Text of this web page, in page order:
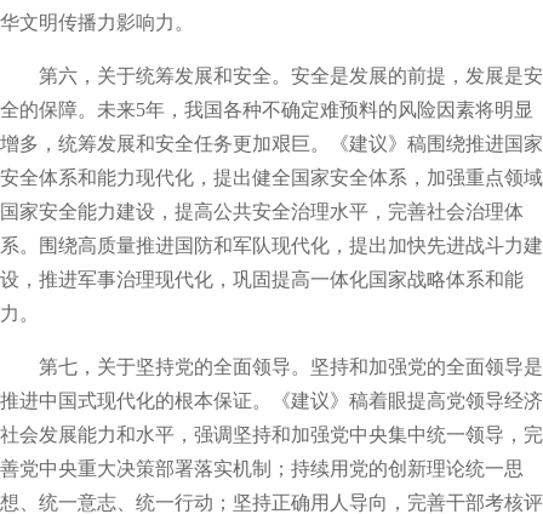
华文明传播力影响力。
第六，关于统筹发展和安全。安全是发展的前提，发展是安
全的保障。未来5年，我国各种不确定难预料的风险因素将明显
增多，统筹发展和安全任务更加艰巨。《建议》稿围绕推进国家
安全体系和能力现代化，提出健全国家安全体系，加强重点领域
国家安全能力建设，提高公共安全治理水平，完善社会治理体
系。围绕高质量推进国防和军队现代化，提出加快先进战斗力建
设，推进军事治理现代化，巩固提高一体化国家战略体系和能
力。
第七，关于坚持党的全面领导。坚持和加强党的全面领导是
推进中国式现代化的根本保证。《建议》稿着眼提高党领导经济
社会发展能力和水平，强调坚持和加强党中央集中统一领导，完
善党中央重大决策部署落实机制；持续用党的创新理论统一思
想、统一意志、统一行动；坚持正确用人导向，完善干部考核评